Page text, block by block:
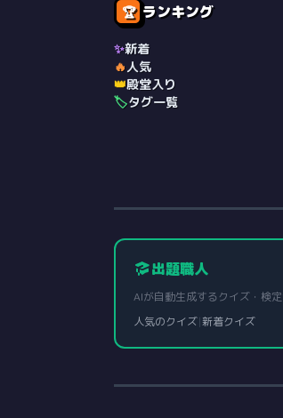
🏆 ランキング
✨新着
🔥人気
👑殿堂入り
🏷️タグ一覧
出題職人
AIが自動生成するクイズ・検
人気のクイズ|新着クイズ